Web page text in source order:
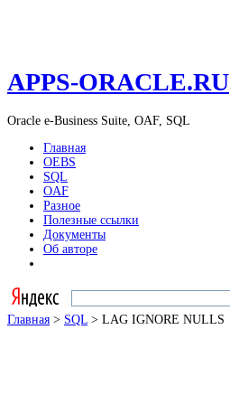
APPS-ORACLE.RU
Oracle e-Business Suite, OAF, SQL
Главная
OEBS
SQL
OAF
Разное
Полезные ссылки
Документы
Об авторе
Главная > SQL > LAG IGNORE NULLS